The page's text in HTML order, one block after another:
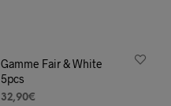
Gamme Fair & White
5pcs
32,90€